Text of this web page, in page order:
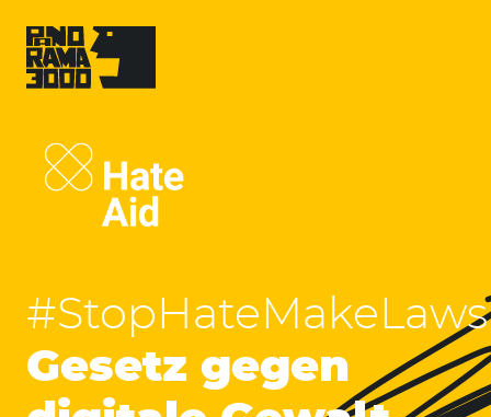
content
HateAid
-
#StopHateMakeLaws
Gesetz gegen